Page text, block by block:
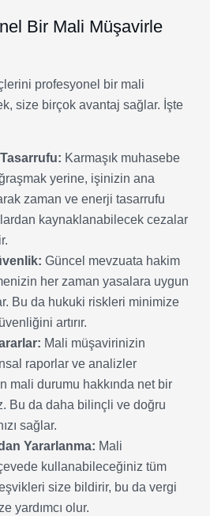
Bir Mali Müşavirle
profesyonel bir mali
size birçok avantaj sağlar. İşte
Karmaşık muhasebe
yerine, işinizin ana
zaman ve enerji tasarrufu
kaynaklanabilecek cezalar
Güncel mevzuata hakim
her zaman yasalara uygun
Bu da hukuki riskleri minimize
artırır.
Mali müşavirinizin
raporlar ve analizler
mali durumu hakkında net bir
Bu da daha bilinçli ve doğru
sağlar.
Yararlanma: Mali
kullanabileceğiniz tüm
size bildirir, bu da vergi
yardımcı olur.